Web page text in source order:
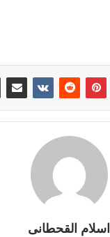
اسلام القحطانى